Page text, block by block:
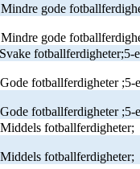
gode
gode
fotballferdigheter
fotballferdigheter
fotballferdigheter;
fotballferdigheter;